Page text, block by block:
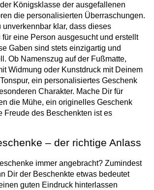
Königsklasse der ausgefallenen
die personalisierten Überraschungen.
unverkennbar klar, dass dieses
eine Person ausgesucht und erstellt
Gaben sind stets einzigartig und
Ob Namenszug auf der Fußmatte,
Widmung oder Kunstdruck mit Deinem
ein personalisiertes Geschenk
Charakter. Mache Dir für
die Mühe, ein originelles Geschenk
Freude des Beschenkten ist es
– der richtige Anlass
immer angebracht? Zumindest
Dir der Beschenkte etwas bedeutet
guten Eindruck hinterlassen